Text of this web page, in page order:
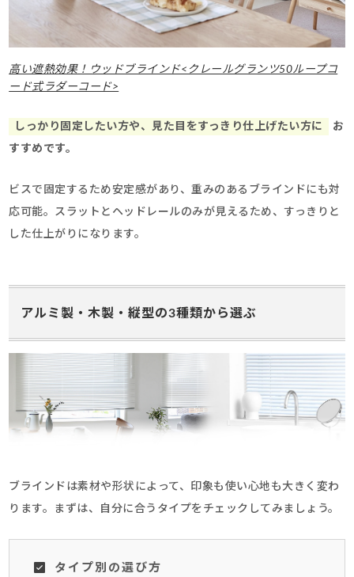
高い遮熱効果！ウッドブラインド<クレールグランツ50ループコ
ード式ラダーコード>
しっかり固定したい方や、見た目をすっきり仕上げたい方に
お
すすめです。
ビスで固定するため安定感があり、重みのあるブラインドにも対
応可能。スラットとヘッドレールのみが見えるため、すっきりと
した仕上がりになります。
アルミ製・木製・縦型の3種類から選ぶ
ブラインドは素材や形状によって、印象も使い心地も大きく変わ
ります。まずは、自分に合うタイプをチェックしてみましょう。
タイプ別の選び方